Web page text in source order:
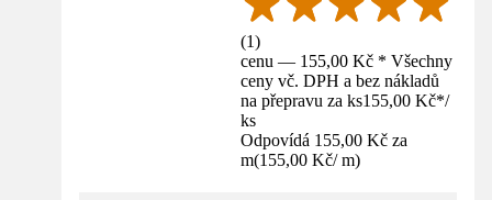
(1)
cenu — 155,00 Kč * Všechny
ceny vč. DPH a bez nákladů
na přepravu za ks155,00 Kč*/
ks
Odpovídá 155,00 Kč za
m(155,00 Kč/ m)